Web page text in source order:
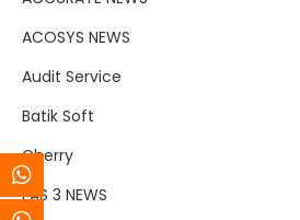
ACOSYS NEWS
Audit Service
Batik Soft
Cherry
EAS 3 NEWS